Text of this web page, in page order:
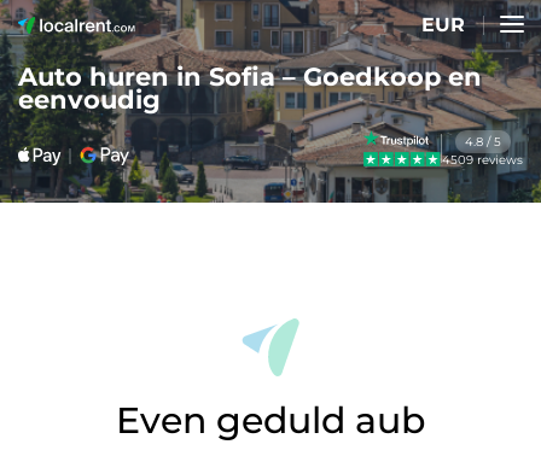
EUR
Auto huren in Sofia – Goedkoop en
eenvoudig
4.8 / 5
4509 reviews
Even geduld aub